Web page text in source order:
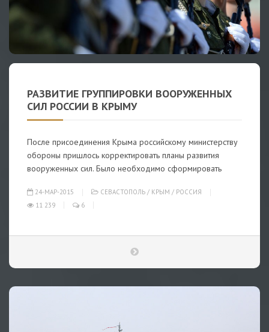
РАЗВИТИЕ ГРУППИРОВКИ ВООРУЖЕННЫХ
СИЛ РОССИИ В КРЫМУ
После присоединения Крыма российскому министерству
обороны пришлось корректировать планы развития
вооруженных сил. Было необходимо сформировать
24-МАР-2015 СЕВАСТОПОЛЬ / КРЫМ / РОССИЯ
11 239
6